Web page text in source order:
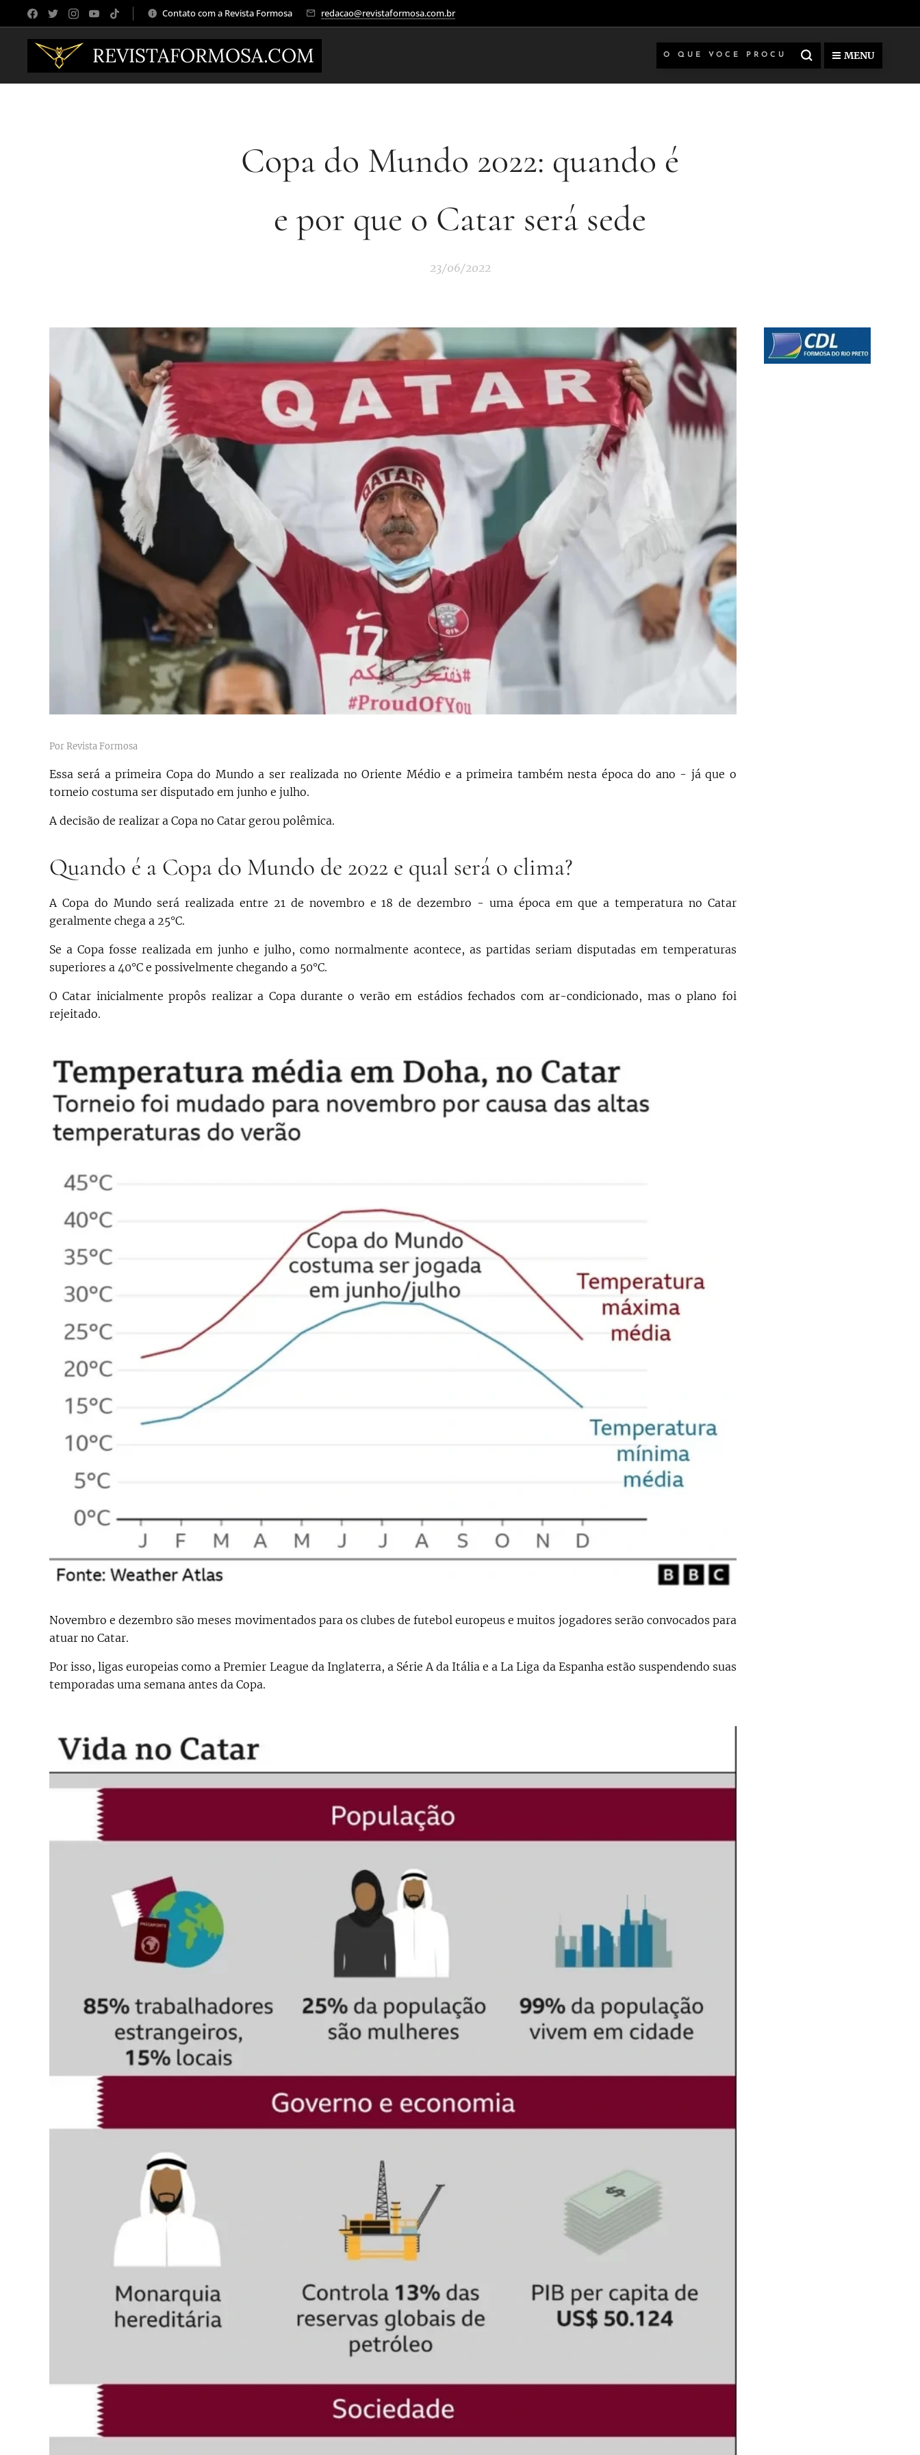
Contato com a Revista Formosa redacao@revistaformosa.com.br
REVISTAFORMOSA.COM MENU
Copa do Mundo 2022: quando é
e por que o Catar será sede
23/06/2022
Por Revista Formosa
Essa será a primeira Copa do Mundo a ser realizada no Oriente Médio e a primeira também nesta época do ano - já que o
torneio costuma ser disputado em junho e julho.
A decisão de realizar a Copa no Catar gerou polêmica.
Quando é a Copa do Mundo de 2022 e qual será o clima?
A Copa do Mundo será realizada entre 21 de novembro e 18 de dezembro - uma época em que a temperatura no Catar
geralmente chega a 25°C.
Se a Copa fosse realizada em junho e julho, como normalmente acontece, as partidas seriam disputadas em temperaturas
superiores a 40°C e possivelmente chegando a 50°C.
O Catar inicialmente propôs realizar a Copa durante o verão em estádios fechados com ar-condicionado, mas o plano foi
rejeitado.
Novembro e dezembro são meses movimentados para os clubes de futebol europeus e muitos jogadores serão convocados para
atuar no Catar.
Por isso, ligas europeias como a Premier League da Inglaterra, a Série A da Itália e a La Liga da Espanha estão suspendendo suas
temporadas uma semana antes da Copa.